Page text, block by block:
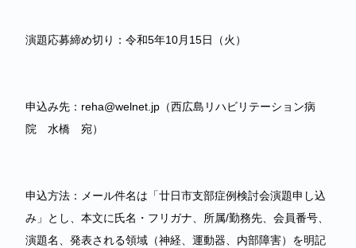
演題応募締め切り：令和5年10月15日（火）
申込み先：reha@welnet.jp（西広島リハビリテーション病
院 水橋 宛）
申込方法：メール件名は「廿日市支部症例検討会演題申し込
み」とし、本文に氏名・フリガナ、所属/勤務先、会員番号、
演題名、発表される領域（神経、運動器、内部障害）を明記